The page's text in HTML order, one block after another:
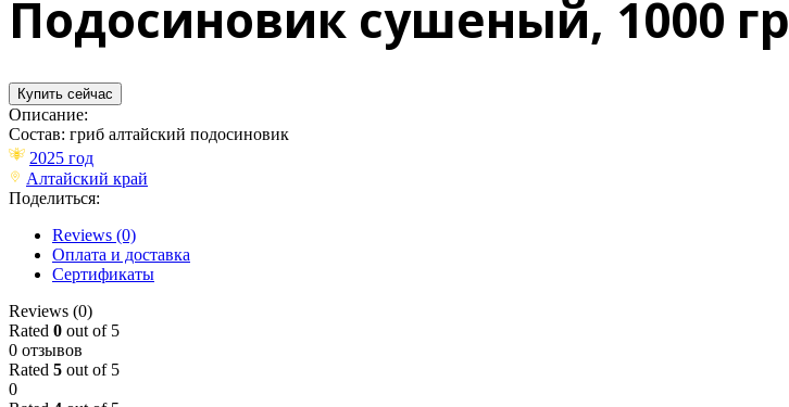
Подосиновик сушеный, 1000 гр
Купить сейчас
Описание:
Состав: гриб алтайский подосиновик
2025 год
Алтайский край
Поделиться:
Reviews (0)
Оплата и доставка
Сертификаты
Reviews (0)
Rated 0 out of 5
0 отзывов
Rated 5 out of 5
0